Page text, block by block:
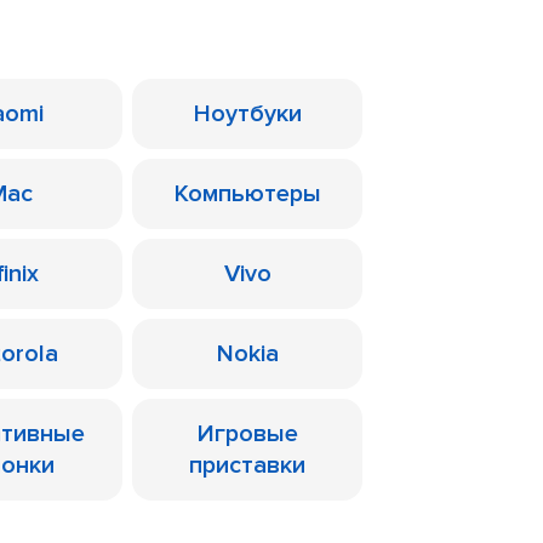
Ноутбуки
Компьютеры
Vivo
Nokia
Игровые
приставки